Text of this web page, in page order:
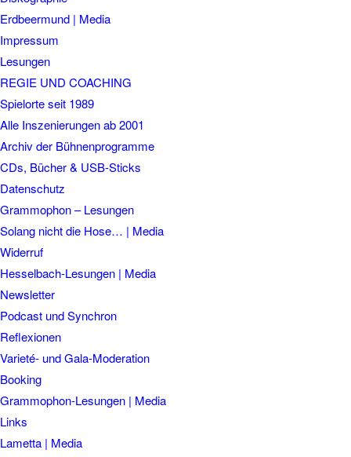
Erdbeermund | Media
Impressum
Lesungen
REGIE UND COACHING
Spielorte seit 1989
Alle Inszenierungen ab 2001
Archiv der Bühnenprogramme
CDs, Bücher & USB-Sticks
Datenschutz
Grammophon – Lesungen
Solang nicht die Hose… | Media
Widerruf
Hesselbach-Lesungen | Media
Newsletter
Podcast und Synchron
Reflexionen
Varieté- und Gala-Moderation
Booking
Grammophon-Lesungen | Media
Links
Lametta | Media